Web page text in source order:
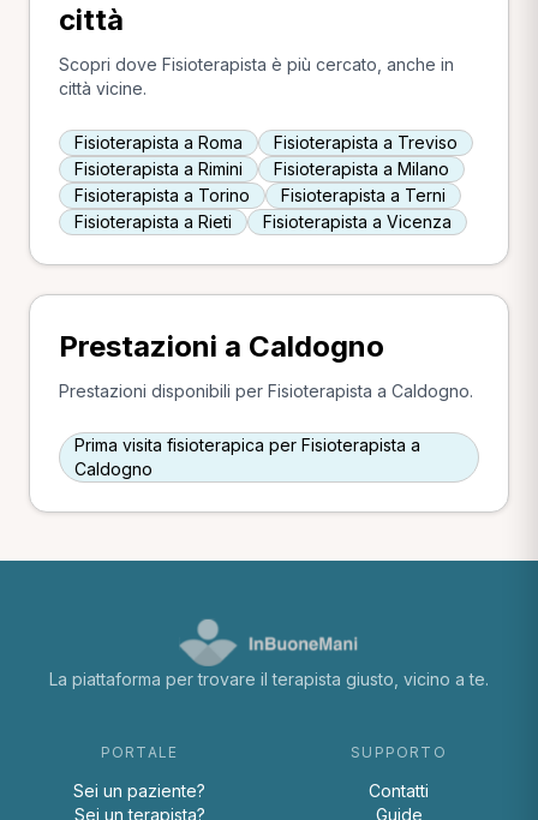
città
Scopri dove Fisioterapista è più cercato, anche in
città vicine.
Fisioterapista a Roma
Fisioterapista a Treviso
Fisioterapista a Rimini
Fisioterapista a Milano
Fisioterapista a Torino
Fisioterapista a Terni
Fisioterapista a Rieti
Fisioterapista a Vicenza
Prestazioni a Caldogno
Prestazioni disponibili per Fisioterapista a Caldogno.
Prima visita fisioterapica per Fisioterapista a
Caldogno
La piattaforma per trovare il terapista giusto, vicino a te.
PORTALE
Sei un paziente?
Sei un terapista?
SUPPORTO
Contatti
Guide